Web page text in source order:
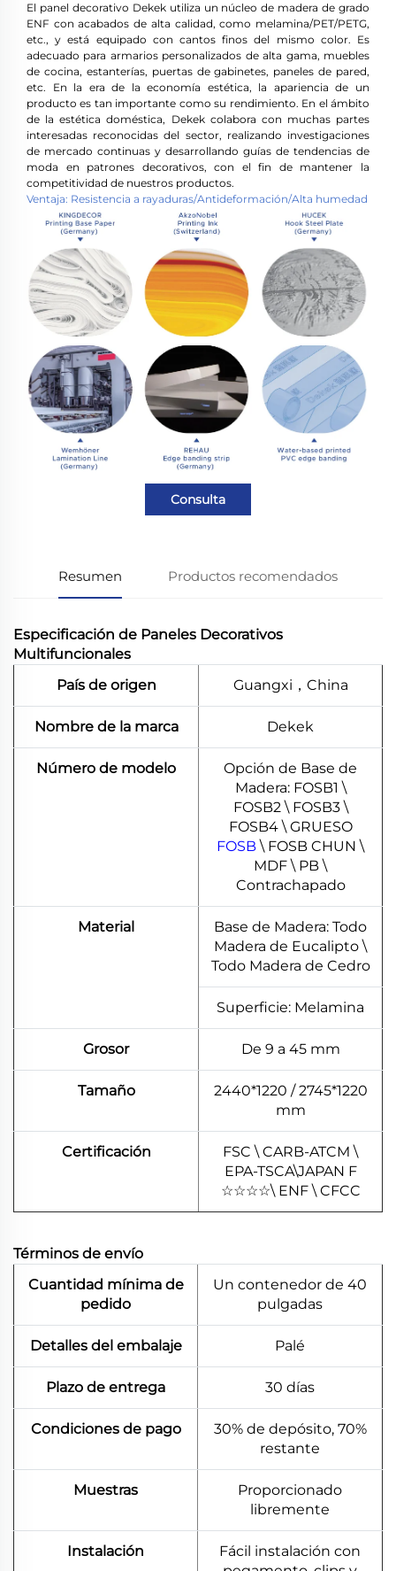
El panel decorativo Dekek utiliza un núcleo de madera de grado
ENF con acabados de alta calidad, como melamina/PET/PETG,
etc., y está equipado con cantos finos del mismo color. Es
adecuado para armarios personalizados de alta gama, muebles
de cocina, estanterías, puertas de gabinetes, paneles de pared,
etc. En la era de la economía estética, la apariencia de un
producto es tan importante como su rendimiento. En el ámbito
de la estética doméstica, Dekek colabora con muchas partes
interesadas reconocidas del sector, realizando investigaciones
de mercado continuas y desarrollando guías de tendencias de
moda en patrones decorativos, con el fin de mantener la
competitividad de nuestros productos.
Ventaja: Resistencia a rayaduras/Antideformación/Alta humedad
Consulta
Resumen Productos recomendados
Especificación de Paneles Decorativos
Multifuncionales
País de origen
Guangxi，China
Nombre de la marca Dekek
Número de modelo
Opción de Base de
Madera: FOSB1 \
FOSB2 \ FOSB3 \
FOSB4 \ GRUESO
FOSB\ FOSB CHUN \
MDF \ PB \
Contrachapado
Material
Base de Madera: Todo
Madera de Eucalipto \
Todo Madera de Cedro
Superficie: Melamina
Grosor De 9 a 45 mm
Tamaño
2440*1220 / 2745*1220
mm
Certificación
FSC \ CARB-ATCM \
EPA-TSCA\JAPAN F
☆☆☆☆\ ENF \ CFCC
Términos de envío
Cuantidad mínima de
pedido
Un contenedor de 40
pulgadas
Detalles del embalaje Palé
Plazo de entrega 30 días
Condiciones de pago
30% de depósito, 70%
restante
Muestras
Proporcionado
libremente
Instalación
Fácil instalación con